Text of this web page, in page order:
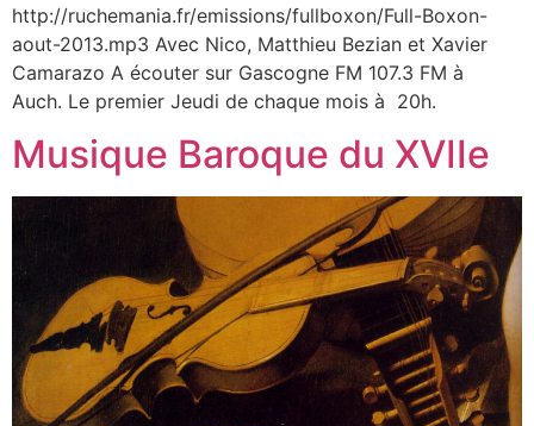
http://ruchemania.fr/emissions/fullboxon/Full-Boxon-
aout-2013.mp3 Avec Nico, Matthieu Bezian et Xavier
Camarazo A écouter sur Gascogne FM 107.3 FM à
Auch. Le premier Jeudi de chaque mois à 20h.
Musique Baroque du XVIIe